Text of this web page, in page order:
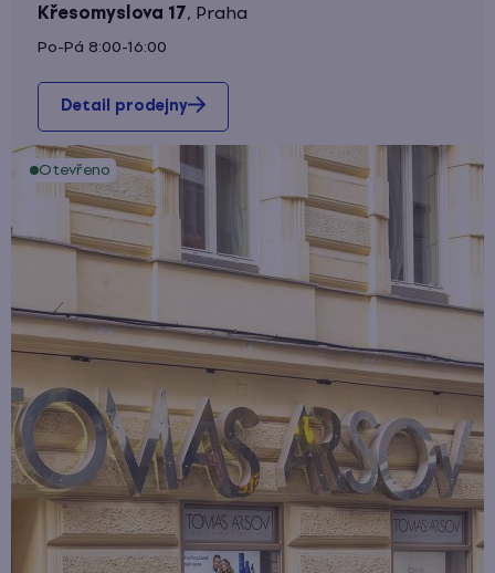
Křesomyslova 17, Praha
Po-Pá 8:00-16:00
Detail prodejny
Otevřeno